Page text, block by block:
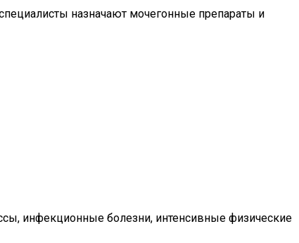
назначают мочегонные препараты и
инфекционные болезни, интенсивные физические